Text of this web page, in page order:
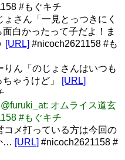
#もぐキチ
ょさん「一見とっつきにく
白かったって子だよ！ま
[URL] #nicoch2621158 #も
りん「のじょさんはいつも
ゃうけど」
[URL]
オムライス道玄
#もぐキチ
コメ打っている方は今回の
… [URL] #nicoch2621158 #